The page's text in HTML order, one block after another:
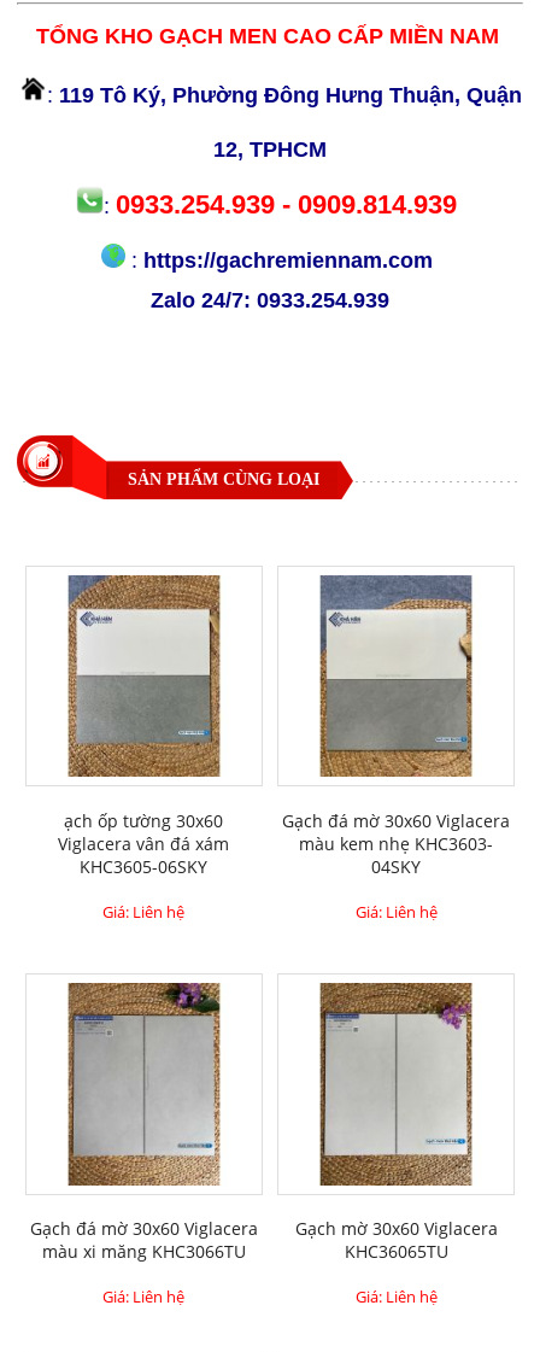
TỔNG KHO GẠCH MEN CAO CẤP MIỀN NAM
: 119 Tô Ký, Phường Đông Hưng Thuận, Quận
12, TPHCM
: 0933.254.939 - 0909.814.939
: https://gachremiennam.com
Zalo 24/7: 0933.254.939
SẢN PHẨM CÙNG LOẠI
ạch ốp tường 30x60
Viglacera vân đá xám
KHC3605-06SKY
Giá: Liên hệ
Gạch đá mờ 30x60 Viglacera
màu kem nhẹ KHC3603-
04SKY
Giá: Liên hệ
Gạch đá mờ 30x60 Viglacera
màu xi măng KHC3066TU
Giá: Liên hệ
Gạch mờ 30x60 Viglacera
KHC36065TU
Giá: Liên hệ